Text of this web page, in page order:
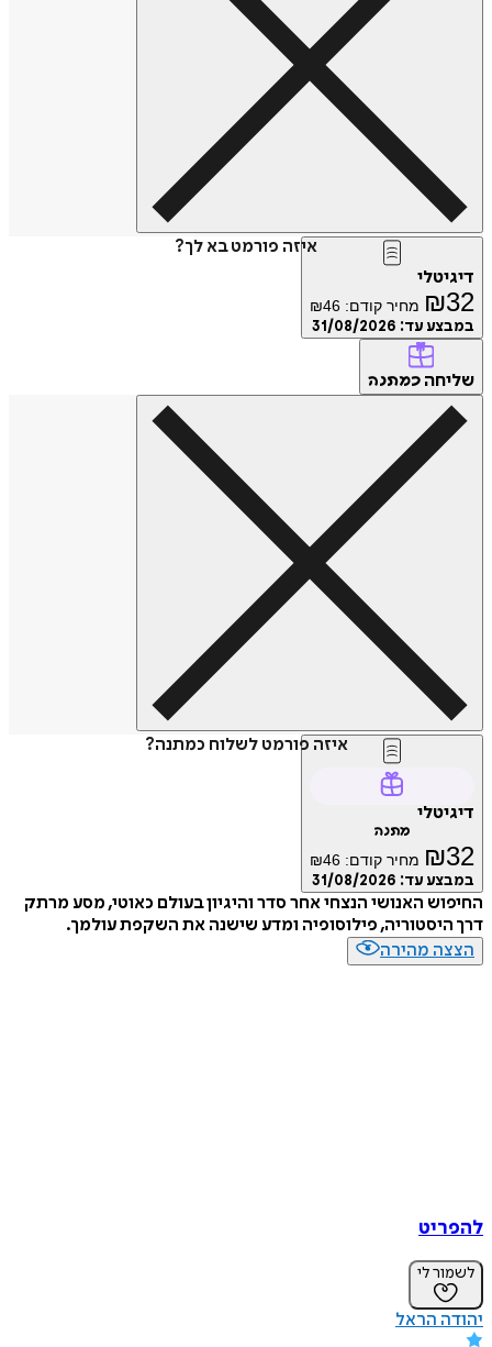
איזה פורמט בא לך?
דיגיטלי
₪32 מחיר קודם: ₪46
במבצע עד: 31/08/2026
שליחה כמתנה
איזה פורמט לשלוח כמתנה?
דיגיטלי
מתנה
₪32 מחיר קודם: ₪46
במבצע עד: 31/08/2026
החיפוש האנושי הנצחי אחר סדר והיגיון בעולם כאוטי, מסע מרתק
דרך היסטוריה, פילוסופיה ומדע שישנה את השקפת עולמך.
הצצה מהירה
להפריט
לשמור לי
יהודה הראל